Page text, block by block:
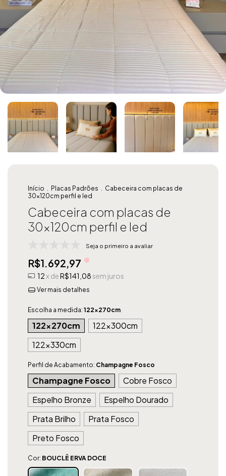
Início . Placas Padrões . Cabeceira com placas de
30x120cm perfil e led
Cabeceira com placas de
30x120cm perfil e led
Seja o primeiro a avaliar
R$1.692,97
12x deR$141,08 sem juros
Ver mais detalhes
Escolha a medida: 122x270cm
122x270cm
122x300cm
122x330cm
Perfil de Acabamento: Champagne Fosco
Champagne Fosco
Cobre Fosco
Espelho Bronze
Espelho Dourado
Prata Brilho
Prata Fosco
Preto Fosco
Cor: BOUCLÊ ERVA DOCE